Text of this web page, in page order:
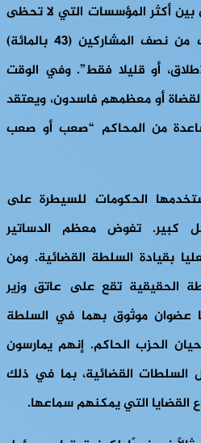
أكثر المؤسسات التي لا تحظى
بالثقة في أفريقيا. ما يقرب من نصف المشاركين (43 بالمائة)
أو قليلا فقط”. وفي الوقت
أن جميع القضاة أو معظمهم فاسدون، ويعتقد
من المحاكم “صعب أو صعب
الحكومات للسيطرة على
كبير. تفوض معظم الدساتير
بقيادة السلطة القضائية. ومن
الحقيقية تقع على عاتق وزير
عضوان موثوق بهما في السلطة
الحزب الحاكم. إنهم يمارسون
السلطات القضائية، بما في ذلك
القضايا التي يمكنهم سماعها.